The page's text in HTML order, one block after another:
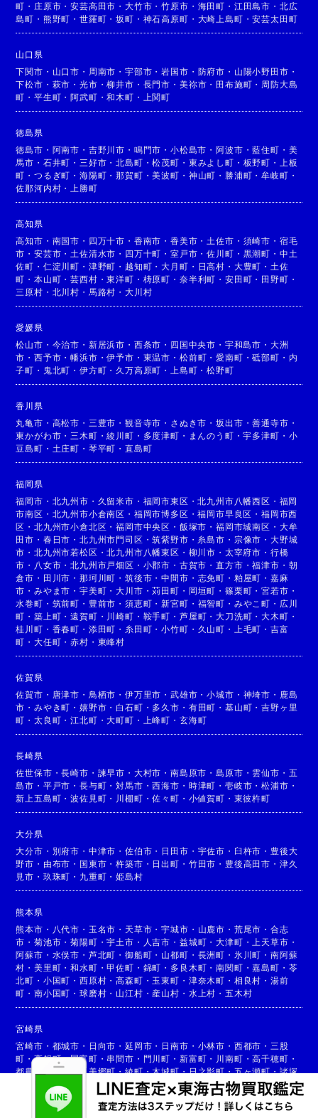
町 ・ 庄原市 ・安芸高田市 ・大竹市 ・竹原市 ・ 海田町 ・ 江田島市 ・ 北広
島町 ・ 熊野町 ・世羅町 ・坂町 ・ 神石高原町 ・ 大崎上島町 ・安芸太田町
山口県
下関市 ・ 山口市 ・ 周南市 ・宇部市 ・岩国市 ・ 防府市 ・ 山陽小野田市 ・
下松市 ・ 萩市 ・光市 ・柳井市 ・ 長門市 ・ 美祢市 ・ 田布施町 ・ 周防大島
町 ・平生町 ・阿武町 ・和木町 ・ 上関町
徳島県
徳島市 ・ 阿南市 ・ 吉野川市 ・ 鳴門市 ・小松島市 ・阿波市 ・藍住町 ・ 美
馬市 ・ 石井町 ・ 三好市 ・北島町 ・松茂町 ・ 東みよし町 ・ 板野町 ・
上板
町 ・つるぎ町 ・海陽町 ・那賀町 ・美波町 ・ 神山町 ・ 勝浦町 ・牟岐町 ・
佐那河内村 ・ 上勝町
高知県
高知市 ・ 南国市 ・ 四万十市 ・ 香南市 ・香美市 ・ 土佐市 ・ 須崎市 ・ 宿毛
市 ・安芸市 ・ 土佐清水市 ・ 四万十町 ・室戸市 ・佐川町 ・ 黒潮町 ・ 中土
佐町 ・ 仁淀川町 ・ 津野町 ・ 越知町 ・大月町 ・ 日高村 ・ 大豊町 ・ 土佐
町 ・本山町 ・芸西村 ・東洋町 ・ 梼原町 ・ 奈半利町 ・ 安田町 ・ 田野町 ・
三原村 ・ 北川村 ・ 馬路村 ・大川村
愛媛県
松山市 ・ 今治市 ・ 新居浜市 ・ 西条市 ・ 四国中央市 ・ 宇和島市 ・ 大洲
市 ・西予市 ・幡浜市 ・伊予市 ・ 東温市 ・ 松前町 ・愛南町 ・砥部町 ・ 内
子町 ・ 鬼北町 ・伊方町 ・ 久万高原町 ・ 上島町 ・松野町
香川県
丸亀市 ・ 高松市 ・ 三豊市 ・観音寺市 ・ さぬき市 ・坂出市 ・善通寺市 ・
東かがわ市 ・ 三木町 ・綾川町 ・ 多度津町 ・ まんのう町 ・宇多津町 ・ 小
豆島町 ・ 土庄町 ・ 琴平町 ・直島町
福岡県
福岡市 ・ 北九州市 ・ 久留米市 ・ 福岡市東区 ・北九州市八幡西区 ・ 福岡
市南区 ・ 北九州市小倉南区 ・ 福岡市博多区 ・福岡市早良区 ・福岡市西
区 ・北九州市小倉北区 ・福岡市中央区 ・ 飯塚市 ・福岡市城南区 ・ 大牟
田市 ・ 春日市 ・北九州市門司区 ・筑紫野市 ・ 糸島市 ・ 宗像市 ・ 大野城
市 ・北九州市若松区 ・北九州市八幡東区 ・ 柳川市 ・ 太宰府市 ・ 行橋
市 ・ 八女市 ・北九州市戸畑区 ・ 小郡市 ・ 古賀市 ・直方市 ・福津市 ・ 朝
倉市 ・ 田川市 ・那珂川町 ・筑後市 ・中間市 ・ 志免町 ・ 粕屋町 ・ 嘉麻
市 ・みやま市 ・宇美町 ・大川市 ・苅田町 ・ 岡垣町 ・ 篠栗町 ・宮若市 ・
水巻町 ・ 筑前町 ・ 豊前市 ・須恵町 ・新宮町 ・ 福智町 ・ みやこ町 ・ 広川
町 ・築上町 ・遠賀町 ・ 川崎町 ・ 鞍手町 ・ 芦屋町 ・大刀洗町 ・大木町 ・
桂川町 ・ 香春町 ・ 添田町 ・ 糸田町 ・小竹町 ・ 久山町 ・ 上毛町 ・ 吉富
町 ・大任町 ・赤村 ・ 東峰村
佐賀県
佐賀市 ・ 唐津市 ・ 鳥栖市 ・伊万里市 ・武雄市 ・小城市 ・ 神埼市 ・ 鹿島
市 ・みやき町 ・嬉野市 ・ 白石町 ・ 多久市 ・ 有田町 ・ 基山町 ・吉野ヶ里
町 ・太良町 ・江北町 ・大町町 ・ 上峰町 ・ 玄海町
長崎県
佐世保市 ・長崎市 ・ 諫早市 ・ 大村市 ・南島原市 ・島原市 ・ 雲仙市 ・ 五
島市 ・ 平戸市 ・長与町 ・対馬市 ・西海市 ・ 時津町 ・ 壱岐市 ・松浦市 ・
新上五島町 ・波佐見町 ・ 川棚町 ・佐々町 ・ 小値賀町 ・ 東彼杵町
大分県
大分市 ・ 別府市 ・ 中津市 ・佐伯市 ・ 日田市 ・ 宇佐市 ・ 臼杵市 ・ 豊後大
野市 ・ 由布市 ・ 国東市 ・杵築市 ・ 日出町 ・ 竹田市 ・ 豊後高田市 ・ 津久
見市 ・ 玖珠町 ・ 九重町 ・姫島村
熊本県
熊本市 ・ 八代市 ・ 玉名市 ・ 天草市 ・宇城市 ・ 山鹿市 ・ 荒尾市 ・ 合志
市 ・菊池市 ・菊陽町 ・宇土市 ・ 人吉市 ・ 益城町 ・大津町 ・ 上天草市 ・
阿蘇市 ・ 水俣市 ・ 芦北町 ・御船町 ・ 山都町 ・ 長洲町 ・ 氷川町 ・ 南阿蘇
村 ・美里町 ・和水町 ・甲佐町 ・ 錦町 ・ 多良木町 ・南関町 ・嘉島町 ・ 苓
北町 ・ 小国町 ・西原村 ・高森町 ・ 玉東町 ・ 津奈木町 ・ 相良村 ・ 湯前
町 ・南小国町 ・球磨村 ・ 山江村 ・ 産山村 ・ 水上村 ・ 五木村
宮崎県
宮崎市 ・ 都城市 ・ 日向市 ・延岡市 ・ 日南市 ・ 小林市 ・ 西都市 ・ 三股
町 ・高鍋町・国富町 ・ 串間市 ・ 門川町 ・ 新富町 ・ 川南町 ・高千穂町 ・
都農町
高原町 ・美郷町・綾町・木城町・日之影町・五ヶ瀬町・諸塚
椎葉村・ 西米良村